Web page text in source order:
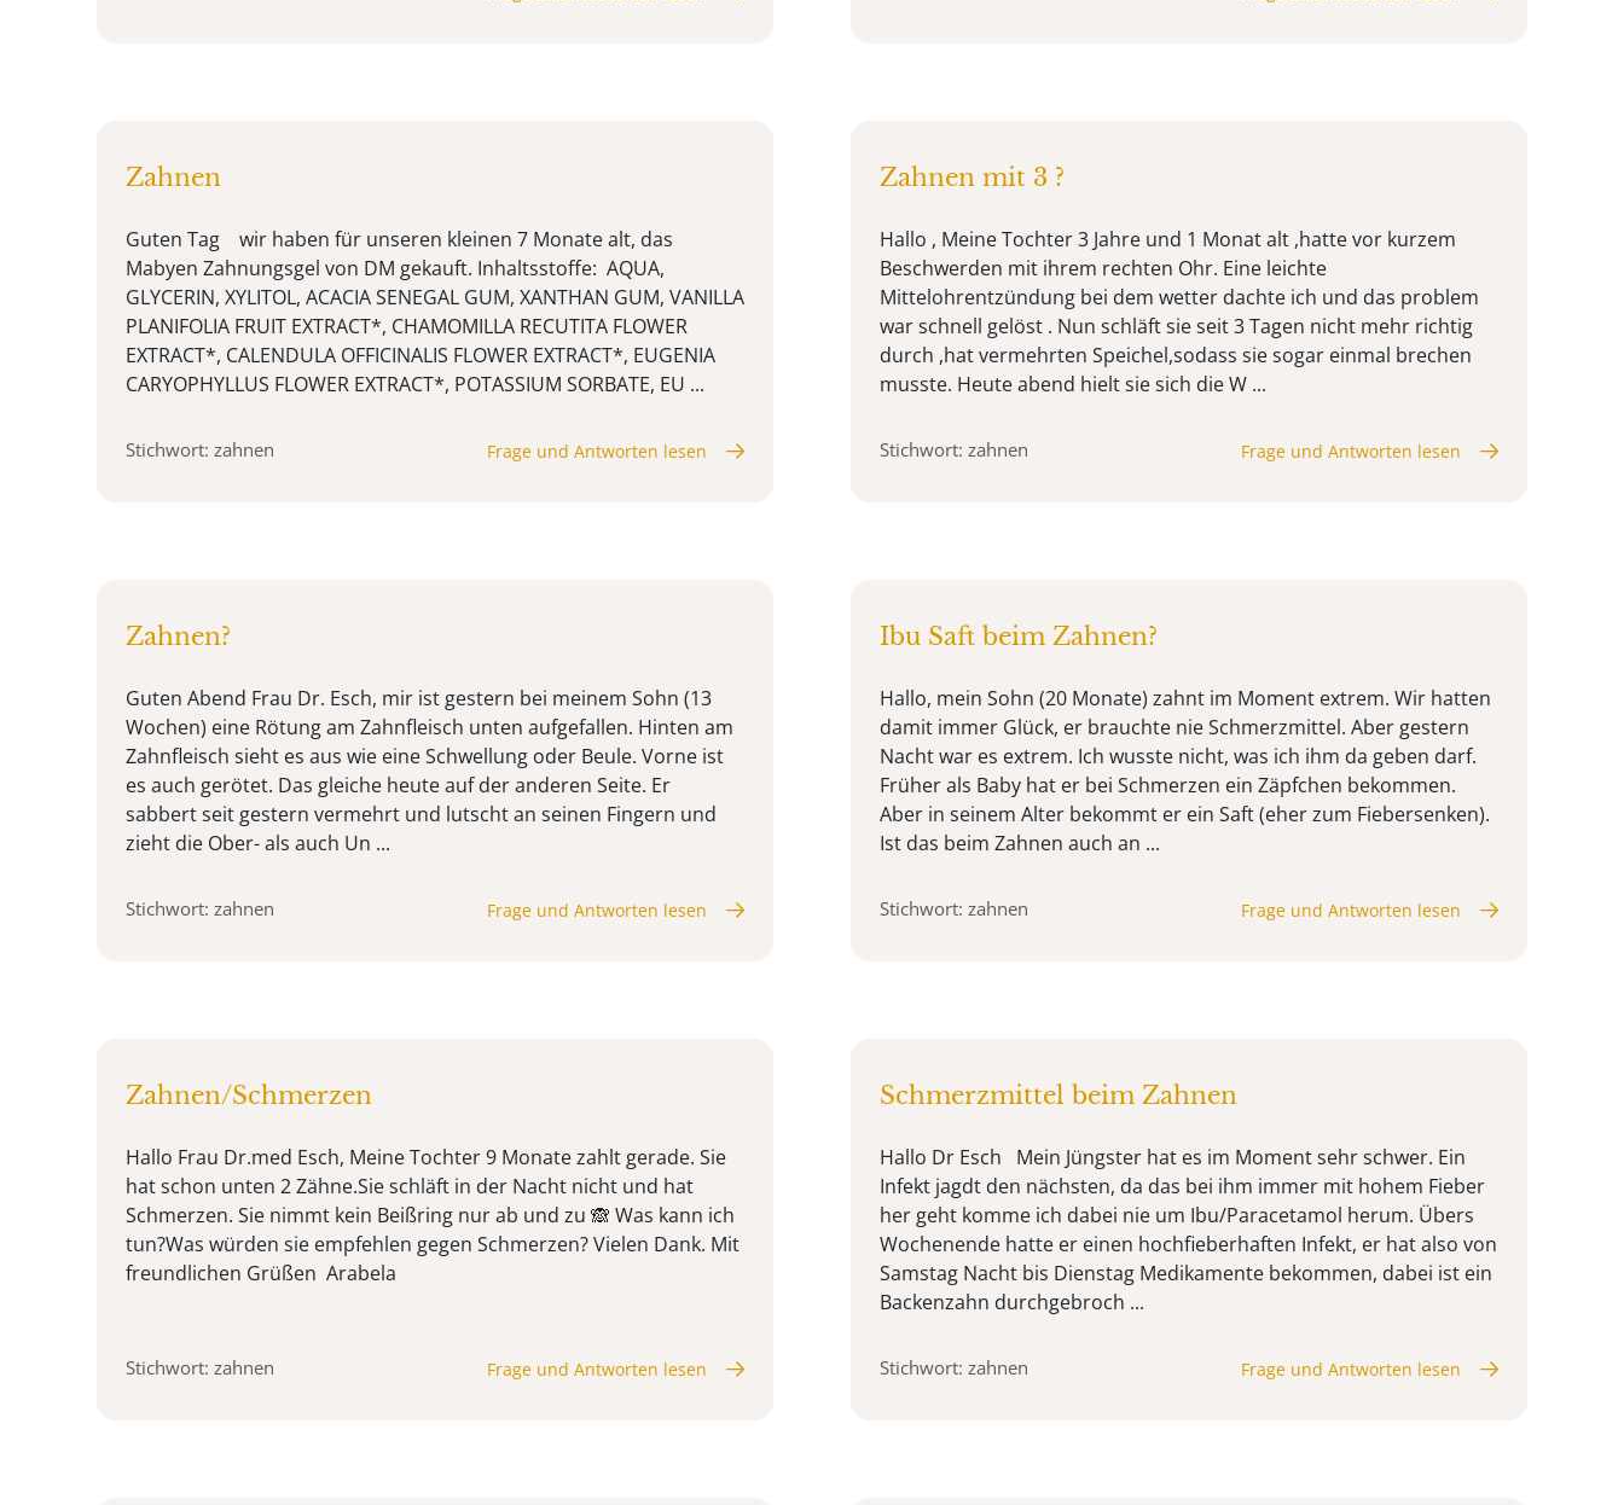
Zahnen
Guten Tag wir haben für unseren kleinen 7 Monate alt, das
Mabyen Zahnungsgel von DM gekauft. Inhaltsstoffe: AQUA,
GLYCERIN, XYLITOL, ACACIA SENEGAL GUM, XANTHAN GUM, VANILLA
PLANIFOLIA FRUIT EXTRACT*, CHAMOMILLA RECUTITA FLOWER
EXTRACT*, CALENDULA OFFICINALIS FLOWER EXTRACT*, EUGENIA
CARYOPHYLLUS FLOWER EXTRACT*, POTASSIUM SORBATE, EU ...
Stichwort: zahnen Frage und Antworten lesen
Zahnen mit 3 ?
Hallo , Meine Tochter 3 Jahre und 1 Monat alt ,hatte vor kurzem
Beschwerden mit ihrem rechten Ohr. Eine leichte
Mittelohrentzündung bei dem wetter dachte ich und das problem
war schnell gelöst . Nun schläft sie seit 3 Tagen nicht mehr richtig
durch ,hat vermehrten Speichel,sodass sie sogar einmal brechen
musste. Heute abend hielt sie sich die W ...
Stichwort: zahnen Frage und Antworten lesen
Zahnen?
Guten Abend Frau Dr. Esch, mir ist gestern bei meinem Sohn (13
Wochen) eine Rötung am Zahnfleisch unten aufgefallen. Hinten am
Zahnfleisch sieht es aus wie eine Schwellung oder Beule. Vorne ist
es auch gerötet. Das gleiche heute auf der anderen Seite. Er
sabbert seit gestern vermehrt und lutscht an seinen Fingern und
zieht die Ober- als auch Un ...
Stichwort: zahnen Frage und Antworten lesen
Ibu Saft beim Zahnen?
Hallo, mein Sohn (20 Monate) zahnt im Moment extrem. Wir hatten
damit immer Glück, er brauchte nie Schmerzmittel. Aber gestern
Nacht war es extrem. Ich wusste nicht, was ich ihm da geben darf.
Früher als Baby hat er bei Schmerzen ein Zäpfchen bekommen.
Aber in seinem Alter bekommt er ein Saft (eher zum Fiebersenken).
Ist das beim Zahnen auch an ...
Stichwort: zahnen Frage und Antworten lesen
Zahnen/Schmerzen
Hallo Frau Dr.med Esch, Meine Tochter 9 Monate zahlt gerade. Sie
hat schon unten 2 Zähne.Sie schläft in der Nacht nicht und hat
Schmerzen. Sie nimmt kein Beißring nur ab und zu 🙈 Was kann ich
tun?Was würden sie empfehlen gegen Schmerzen? Vielen Dank. Mit
freundlichen Grüßen Arabela
Stichwort: zahnen Frage und Antworten lesen
Schmerzmittel beim Zahnen
Hallo Dr Esch Mein Jüngster hat es im Moment sehr schwer. Ein
Infekt jagdt den nächsten, da das bei ihm immer mit hohem Fieber
her geht komme ich dabei nie um Ibu/Paracetamol herum. Übers
Wochenende hatte er einen hochfieberhaften Infekt, er hat also von
Samstag Nacht bis Dienstag Medikamente bekommen, dabei ist ein
Backenzahn durchgebroch ...
Stichwort: zahnen Frage und Antworten lesen